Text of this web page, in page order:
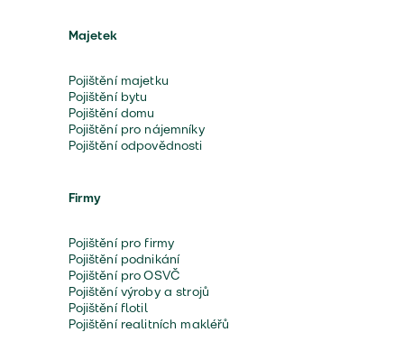
Majetek
Pojištění majetku
Pojištění bytu
Pojištění domu
Pojištění pro nájemníky
Pojištění odpovědnosti
Firmy
Pojištění pro firmy
Pojištění podnikání
Pojištění pro OSVČ
Pojištění výroby a strojů
Pojištění flotil
Pojištění realitních makléřů